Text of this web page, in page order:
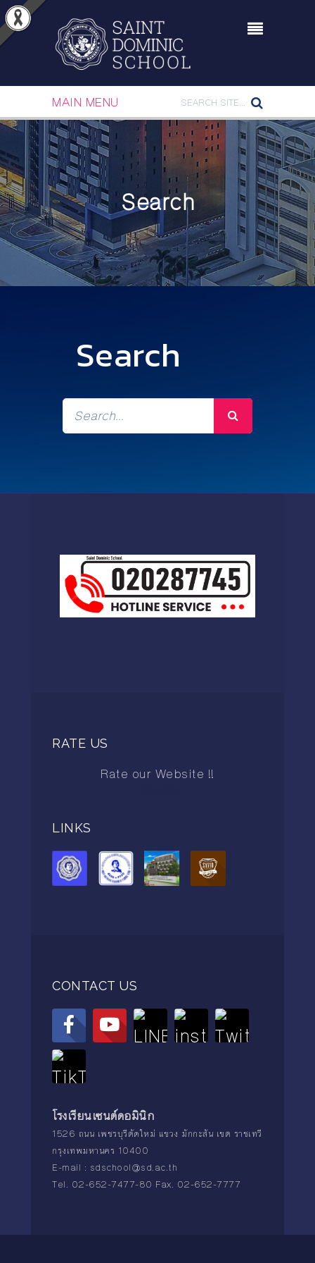
MAIN MENU
Search
Search
RATE US
Rate our Website !!
LINKS
CONTACT US
โรงเรียนเซนต์ดอมินิก
1526 ถนน เพชรบุรีตัดใหม่ แขวง มักกะสัน เขต ราชเทวี
กรุงเทพมหานคร 10400
E-mail : sdschool@sd.ac.th
Tel. 02-652-7477-80 Fax. 02-652-7777